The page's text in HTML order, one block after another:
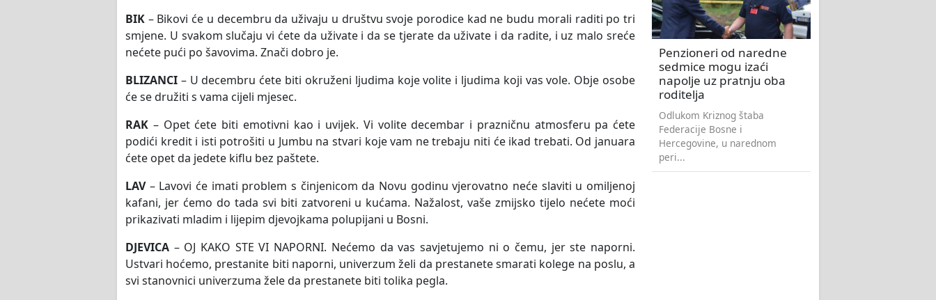
BIK – Bikovi će u decembru da uživaju u društvu svoje porodice kad ne budu morali raditi po tri
smjene. U svakom slučaju vi ćete da uživate i da se tjerate da uživate i da radite, i uz malo sreće
nećete pući po šavovima. Znači dobro je.
BLIZANCI – U decembru ćete biti okruženi ljudima koje volite i ljudima koji vas vole. Obje osobe
će se družiti s vama cijeli mjesec.
RAK – Opet ćete biti emotivni kao i uvijek. Vi volite decembar i prazničnu atmosferu pa ćete
podići kredit i isti potrošiti u Jumbu na stvari koje vam ne trebaju niti će ikad trebati. Od januara
ćete opet da jedete kiflu bez paštete.
LAV– Lavovi će imati problem s činjenicom da Novu godinu vjerovatno neće slaviti u omiljenoj
kafani, jer ćemo do tada svi biti zatvoreni u kućama. Nažalost, vaše zmijsko tijelo nećete moći
prikazivati mladim i lijepim djevojkama polupijani u Bosni.
DJEVICA – OJ KAKO STE VI NAPORNI. Nećemo da vas savjetujemo ni o čemu, jer ste naporni.
Ustvari hoćemo, prestanite biti naporni, univerzum želi da prestanete smarati kolege na poslu, a
svi stanovnici univerzuma žele da prestanete biti tolika pegla.
Penzioneri od naredne
sedmice mogu izaći
napolje uz pratnju oba
roditelja
Odlukom Kriznog štaba
Federacije Bosne i
Hercegovine, u narednom
peri...